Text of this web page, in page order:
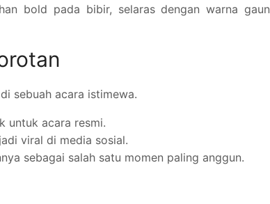
bold pada bibir, selaras dengan warna gaun
sebuah acara istimewa.
untuk acara resmi.
viral di media sosial.
sebagai salah satu momen paling anggun.